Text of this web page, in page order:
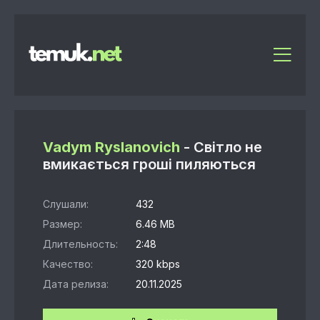
Vadym Ryslanovich - Світло не
вмикається гроші пиляються
Слушали:
432
Размер:
6.46 MB
Длительность:
2:48
Качество:
320 kbps
Дата релиза:
20.11.2025